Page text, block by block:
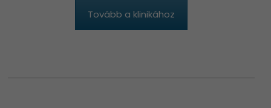
Tovább a klinikához